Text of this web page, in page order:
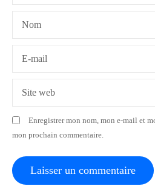
t
i
c
Nom
E-mail
Site web
Enregistrer mon nom, mon e-mail et
mon prochain commentaire.